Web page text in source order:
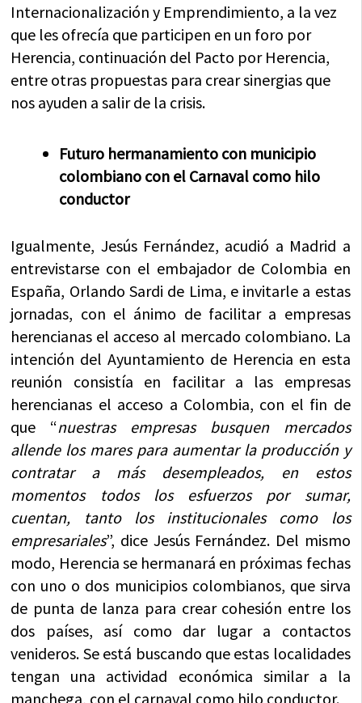
Internacionalización y Emprendimiento, a la vez
que les ofrecía que participen en un foro por
Herencia, continuación del Pacto por Herencia,
entre otras propuestas para crear sinergias que
nos ayuden a salir de la crisis.
Futuro hermanamiento con municipio
colombiano con el Carnaval como hilo
conductor
Igualmente, Jesús Fernández, acudió a Madrid a
entrevistarse con el embajador de Colombia en
España, Orlando Sardi de Lima, e invitarle a estas
jornadas, con el ánimo de facilitar a empresas
herencianas el acceso al mercado colombiano. La
intención del Ayuntamiento de Herencia en esta
reunión consistía en facilitar a las empresas
herencianas el acceso a Colombia, con el fin de
que “nuestras empresas busquen mercados
allende los mares para aumentar la producción y
contratar a más desempleados, en estos
momentos todos los esfuerzos por sumar,
cuentan, tanto los institucionales como los
empresariales”, dice Jesús Fernández. Del mismo
modo, Herencia se hermanará en próximas fechas
con uno o dos municipios colombianos, que sirva
de punta de lanza para crear cohesión entre los
dos países, así como dar lugar a contactos
venideros. Se está buscando que estas localidades
tengan una actividad económica similar a la
manchega, con el carnaval como hilo conductor.